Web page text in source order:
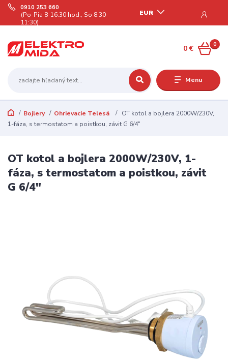
Menu
EUR
0910 253 660
(Po-Pia 8-16:30 hod., So 8:30-
11:30)
0
0 €
Bojlery Ohrievacie Telesá
OT kotol a bojlera 2000W/230V,
1-fáza, s termostatom a poistkou, závit G 6/4"
OT kotol a bojlera 2000W/230V, 1-
fáza, s termostatom a poistkou, závit
G 6/4"